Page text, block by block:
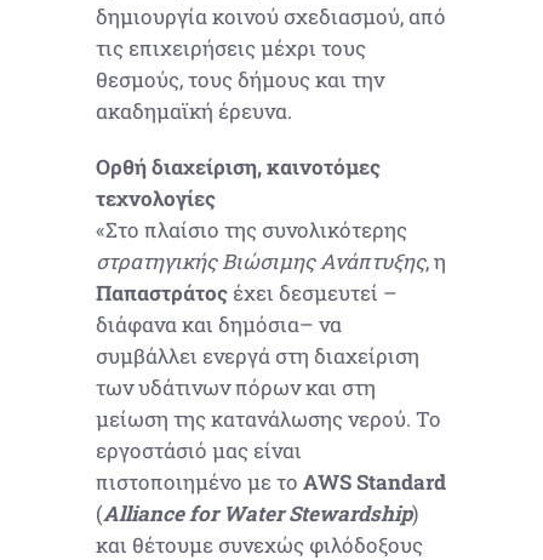
δημιουργία κοινού σχεδιασμού, από
τις επιχειρήσεις μέχρι τους
θεσμούς, τους δήμους και την
ακαδημαϊκή έρευνα.
Ορθή διαχείριση, καινοτόμες
τεχνολογίες
«Στο πλαίσιο της συνολικότερης
στρατηγικής Βιώσιμης Ανάπτυξης, η
Παπαστράτος έχει δεσμευτεί –
διάφανα και δημόσια– να
συμβάλλει ενεργά στη διαχείριση
των υδάτινων πόρων και στη
μείωση της κατανάλωσης νερού. Το
εργοστάσιό μας είναι
πιστοποιημένο με τοAWS Standard
(Alliance for Water Stewardship)
και θέτουμε συνεχώς φιλόδοξους